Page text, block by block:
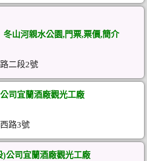
冬山河親水公園,門票,票價,簡介
二段2號
司宜蘭酒廠觀光工廠
路3號
)公司宜蘭酒廠觀光工廠